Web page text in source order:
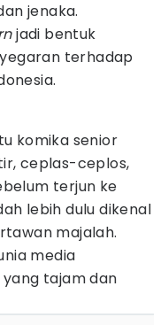
jenaka.
jadi bentuk
terhadap
komika senior
ceplas-ceplos,
terjun ke
lebih dulu dikenal
majalah.
media
tajam dan